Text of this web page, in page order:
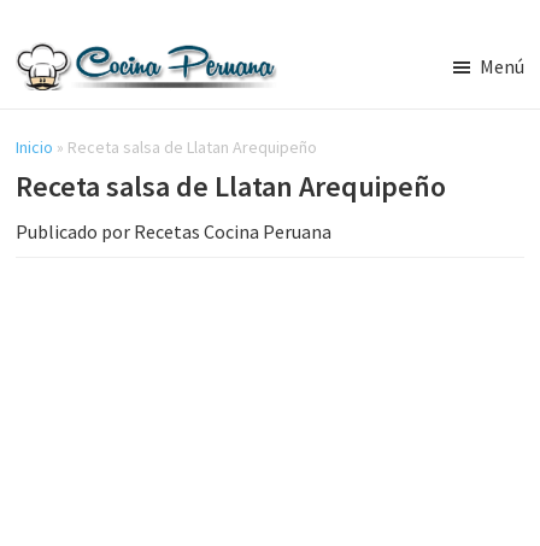
contenido
lateral
principal
Cocina
Peruana,
Recetas
de
Comida
Menú
Inicio » Receta salsa de Llatan Arequipeño
Receta salsa de Llatan Arequipeño
Publicado por Recetas Cocina Peruana